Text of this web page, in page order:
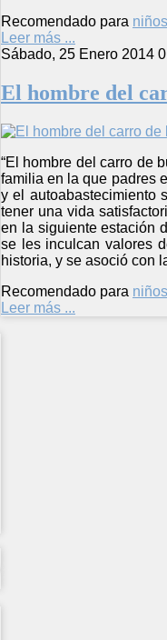
Recomendado para
Leer más ...
Sábado, 25 Enero 2014
El hombre del
“El hombre del carro de
familia en la que padres
y el autoabastecimiento
tener una vida
en la siguiente estación
se les inculcan valores
historia, y se asoció con
Recomendado para
Leer más ...